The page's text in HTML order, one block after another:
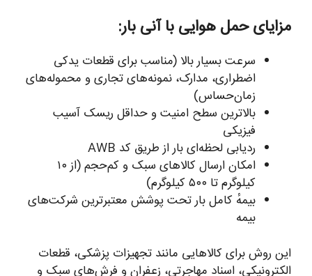
مزایای حمل هوایی با آنی بار:
سرعت بسیار بالا (مناسب برای قطعات یدکی
اضطراری، مدارک، نمونه‌های تجاری و محموله‌های
زمان‌حساس)
بالاترین سطح امنیت و حداقل ریسک آسیب
فیزیکی
ردیابی لحظه‌ای بار از طریق کد AWB
امکان ارسال کالاهای سبک و کم‌حجم (از ۱۰
کیلوگرم تا ۵۰۰ کیلوگرم)
بیمهٔ کامل بار تحت پوشش معتبرترین شرکت‌های
بیمه
این روش برای کالاهایی مانند تجهیزات پزشکی، قطعات
الکترونیکی، اسناد مهاجرتی، زعفران و فرش‌های سبک و